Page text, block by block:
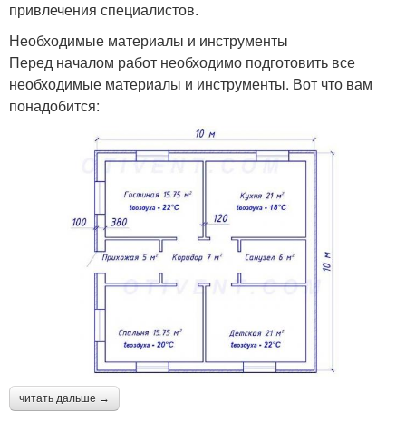
привлечения специалистов.
Необходимые материалы и инструменты
Перед началом работ необходимо подготовить все
необходимые материалы и инструменты. Вот что вам
понадобится:
читать дальше →